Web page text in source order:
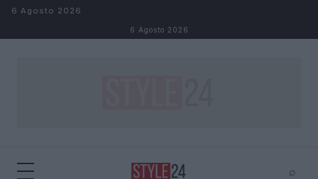
Salta al contenuto
6 Agosto 2026
6 Agosto 2026
⌕